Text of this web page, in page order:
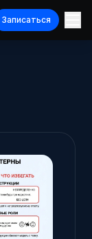
Записаться